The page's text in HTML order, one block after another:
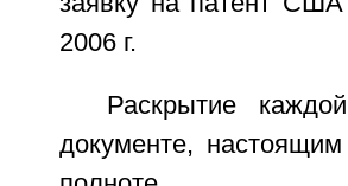
2006 г.
Раскрытие
документе,